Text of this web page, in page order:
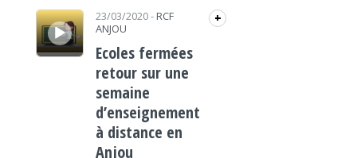
Lecteur audio 23/03/2020- RCF
ANJOU
+
Ecoles fermées
retour sur une
semaine
d’enseignement
à distance en
Anjou